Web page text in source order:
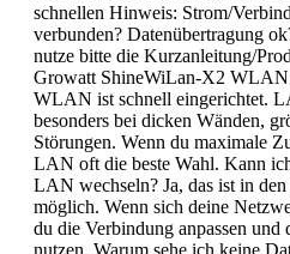
schnellen Hinweis: Strom/
verbunden? Datenübertragung
nutze bitte die Kurzanleitung/
Growatt ShineWiLan-X2 WLAN
WLAN ist schnell eingerichtet.
besonders bei dicken Wänden,
Störungen. Wenn du maximale
LAN oft die beste Wahl. Kann
LAN wechseln? Ja, das ist in
möglich. Wenn sich deine
du die Verbindung anpassen
nutzen. Warum sehe ich keine